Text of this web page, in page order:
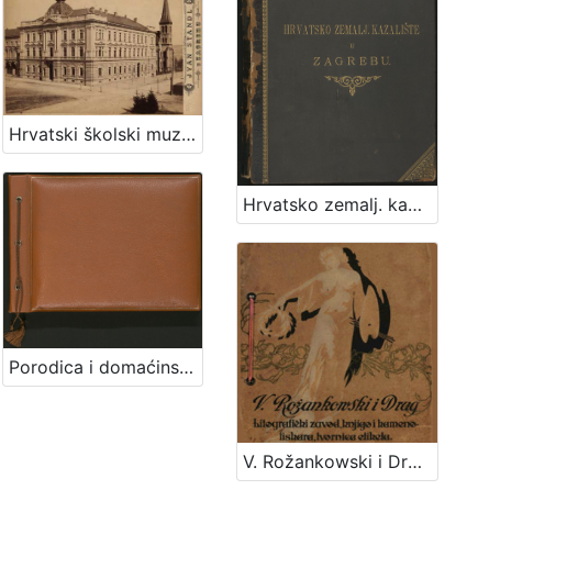
Hrvatski školski muzej / Ivan Standl
Hrvatsko zemalj. kazalište u Zagrebu.
Porodica i domaćinstvo 1957 : sa dječjim sajmom
V. Rožankowski i Drug : litografički zavod, knjigo i kamenotiskara, tvornica etiketa : 1898-1913